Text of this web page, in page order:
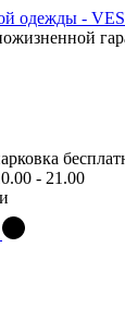
- 21.00